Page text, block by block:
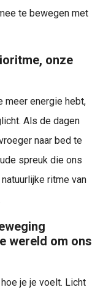
te bewegen met
onze
meer energie hebt,
Als de dagen
naar bed te
spreuk die ons
ritme van
wereld om ons
je je voelt. Licht